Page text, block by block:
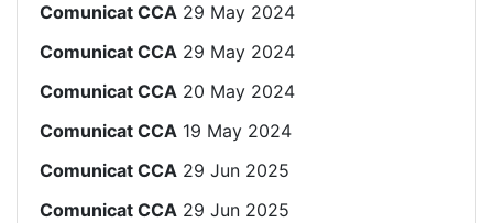
Comunicat CCA 29 May 2024
Comunicat CCA 29 May 2024
Comunicat CCA 20 May 2024
Comunicat CCA 19 May 2024
Comunicat CCA 29 Jun 2025
Comunicat CCA 29 Jun 2025